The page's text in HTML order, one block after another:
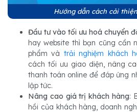
Hướng dẫn cách cải
Đầu tư vào tối ưu hoá chuyển
hay website thì bạn cũng cần
phẩm và trải nghiệm khách
cách tối ưu giao diện, nâng
thanh toán online để đáp ứng
lập tức.
Nâng cao giá trị khách hàng:
hồi của khách hàng, doanh